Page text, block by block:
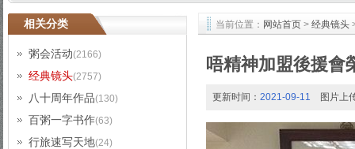
相关分类
粥会活动(2166)
经典镜头(2757)
八十周年作品(130)
百粥一字书作(63)
行旅速写天地(24)
当前位置： 网站首页 > 经典镜头
唔精神加盟後援會
更新时间： 2021-09-11 图片上